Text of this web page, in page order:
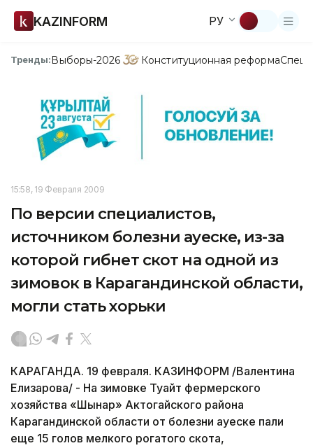
KAZINFORM РУ
Тренды:Выборы-2026 Конституционная реформа
15:58, 19 Февраля 2009
По версии специалистов,
источником болезни ауеске, из-за
которой гибнет скот на одной из
зимовок в Карагандинской области,
могли стать хорьки
КАРАГАНДА. 19 февраля. КАЗИНФОРМ /Валентина
Елизарова/ - На зимовке Туайт фермерского
хозяйства «Шынар» Актогайского района
Карагандинской области от болезни ауеске пали
еще 15 голов мелкого рогатого скота,